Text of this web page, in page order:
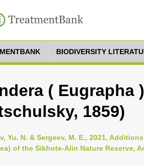
BIODIVERSITY
( Eugrapha
1859)
Yu. N. & Sergeev, M. E., 2021,
of the Sikhote-Alin Nature Reserve,